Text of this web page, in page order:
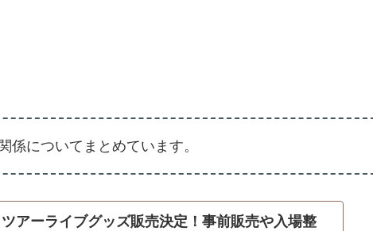
係についてまとめています。
アーライブグッズ販売決定！事前販売や入場整